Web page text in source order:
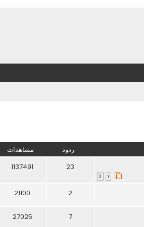
ردود مشاهدات
1
2
23
1137491
2
21100
7
27025